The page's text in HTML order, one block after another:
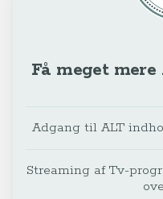
Få meget
Adgang til ALT
Streaming af Tv-